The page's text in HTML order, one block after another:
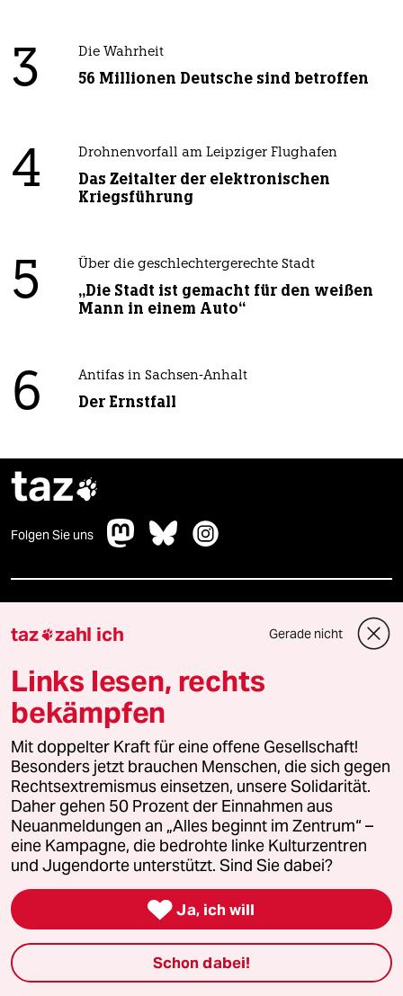
3 Die Wahrheit
56 Millionen Deutsche sind betroffen
4 Drohnenvorfall am Leipziger Flughafen
Das Zeitalter der elektronischen
Kriegsführung
5 Über die geschlechtergerechte Stadt
„Die Stadt ist gemacht für den weißen
Mann in einem Auto“
6 Antifas in Sachsen-Anhalt
Der Ernstfall
taz
Folgen Sie uns
Politik
Öko
Gesellschaft
Kultur
Sport
Berlin
Nord
Wahrheit
taz zahl ich Gerade nicht
Links lesen, rechts
bekämpfen
Mit doppelter Kraft für eine offene Gesellschaft!
Besonders jetzt brauchen Menschen, die sich gegen
Rechtsextremismus einsetzen, unsere Solidarität.
Daher gehen 50 Prozent der Einnahmen aus
Neuanmeldungen an „Alles beginnt im Zentrum“ –
eine Kampagne, die bedrohte linke Kulturzentren
und Jugendorte unterstützt. Sind Sie dabei?
 Ja, ich will
Schon dabei!